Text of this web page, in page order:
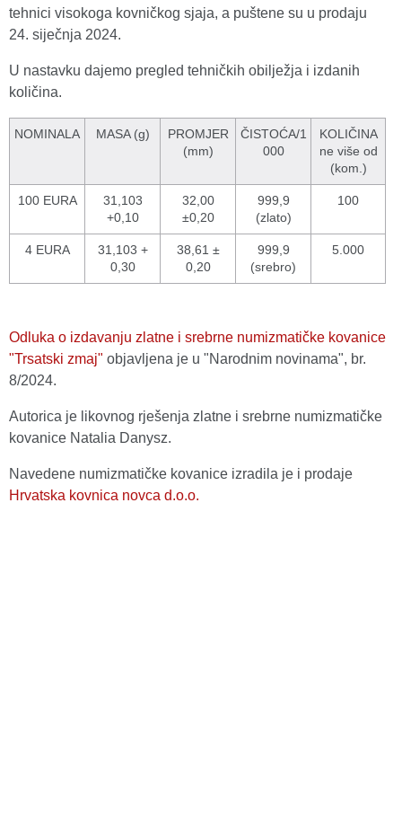
tehnici visokoga kovničkog sjaja, a puštene su u prodaju
24. siječnja 2024.
U nastavku dajemo pregled tehničkih obilježja i izdanih
količina.
NOMINALA MASA (g)
PROMJER
(mm)
ČISTOĆA/1
000
KOLIČINA
ne više od
(kom.)
100 EURA
31,103
+0,10
32,00
±0,20
999,9
(zlato)
100
4 EURA
31,103 +
0,30
38,61 ±
0,20
999,9
(srebro)
5.000
Odluka o izdavanju zlatne i srebrne numizmatičke kovanice
"Trsatski zmaj" objavljena je u "Narodnim novinama", br.
8/2024.
Autorica je likovnog rješenja zlatne i srebrne numizmatičke
kovanice Natalia Danysz.
Navedene numizmatičke kovanice izradila je i prodaje
Hrvatska kovnica novca d.o.o.